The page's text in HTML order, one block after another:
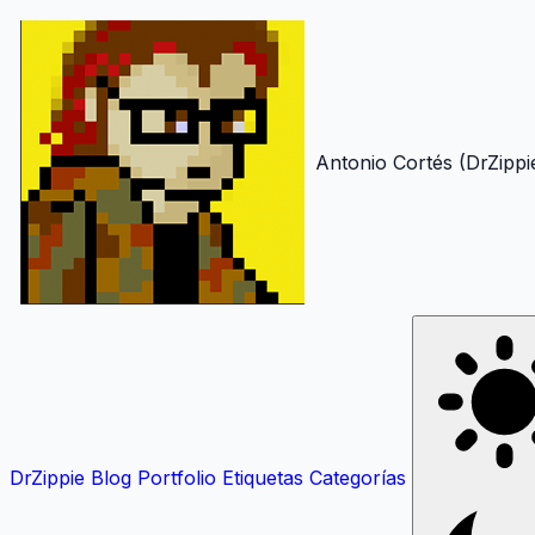
Antonio Cortés
DrZippie Blog Portfolio Etiquetas Categorías